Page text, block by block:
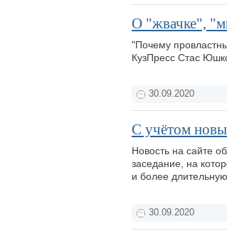
О "жвачке",
"Почему
КузПресс Стас
30.09.2020
С учётом
Новость на сайте
заседание, на
и более
30.09.2020